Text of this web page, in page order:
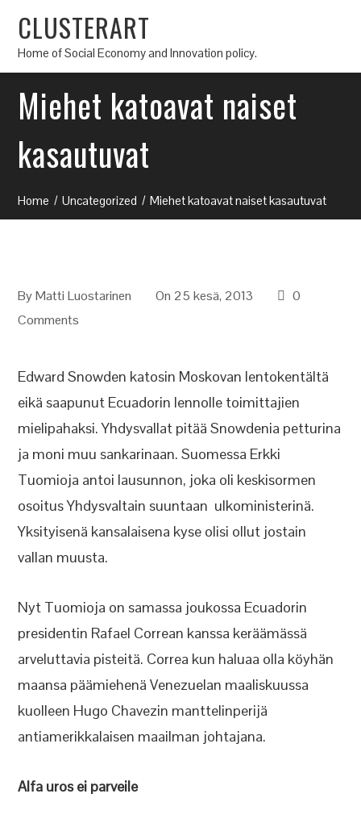
CLUSTERART
Home of Social Economy and Innovation policy.
Miehet katoavat naiset
kasautuvat
Home Uncategorized Miehet katoavat naiset kasautuvat
ByMatti Luostarinen On 25 kesä, 2013
0
Comments
Edward Snowden katosin Moskovan lentokentältä
eikä saapunut Ecuadorin lennolle toimittajien
mielipahaksi. Yhdysvallat pitää Snowdenia petturina
ja moni muu sankarinaan. Suomessa Erkki
Tuomioja antoi lausunnon, joka oli keskisormen
osoitus Yhdysvaltain suuntaan ulkoministerinä.
Yksityisenä kansalaisena kyse olisi ollut jostain
vallan muusta.
Nyt Tuomioja on samassa joukossa Ecuadorin
presidentin Rafael Correan kanssa keräämässä
arveluttavia pisteitä. Correa kun haluaa olla köyhän
maansa päämiehenä Venezuelan maaliskuussa
kuolleen Hugo Chavezin manttelinperijä
antiamerikkalaisen maailman johtajana.
Alfa uros ei parveile